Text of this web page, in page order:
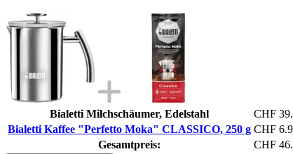
Bialetti Milchschäumer, Edelstahl
CHF
Bialetti Kaffee "Perfetto Moka" CLASSICO, 250 g CHF
Gesamtpreis:
CHF